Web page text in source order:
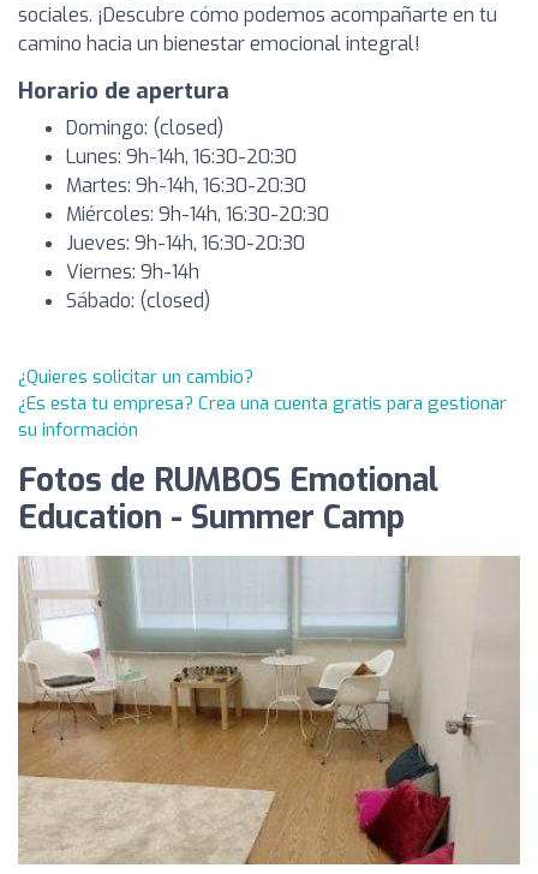
sociales. ¡Descubre cómo podemos acompañarte en tu
camino hacia un bienestar emocional integral!
Horario de apertura
Domingo: (closed)
Lunes: 9h-14h, 16:30-20:30
Martes: 9h-14h, 16:30-20:30
Miércoles: 9h-14h, 16:30-20:30
Jueves: 9h-14h, 16:30-20:30
Viernes: 9h-14h
Sábado: (closed)
¿Quieres solicitar un cambio?
¿Es esta tu empresa? Crea una cuenta gratis para gestionar
su información
Fotos de RUMBOS Emotional
Education - Summer Camp